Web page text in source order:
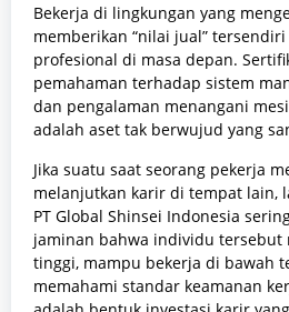
Bekerja di lingkungan yang
memberikan “nilai jual”
profesional di masa depan.
pemahaman terhadap sistem
dan pengalaman menangani
adalah aset tak berwujud yang
Jika suatu saat seorang pekerja
melanjutkan karir di tempat lain,
PT Global Shinsei Indonesia
jaminan bahwa individu
tinggi, mampu bekerja di bawah
memahami standar keamanan